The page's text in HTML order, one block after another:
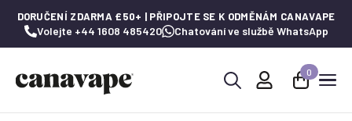
DORUČENÍ ZDARMA £50+ | PŘIPOJTE SE K ODMĚNÁM CANAVAPE
Volejte +44 1608 485420 Chatování ve službě WhatsApp
0